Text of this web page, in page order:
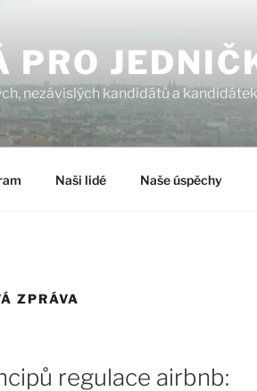
PRO
nezávislých kandidátů a
Naši lidé Naše úspěchy
ZPRÁVA
regulace airbnb: